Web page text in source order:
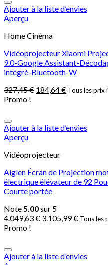
Ajouter à la liste d’envies
Aperçu
Home Cinéma
Vidéoprojecteur Xiaomi
9.0-Google Assistant-
intégré-Bluetooth-W
327,45€ 184,64€ Tous les prix
Promo !
Ajouter à la liste d’envies
Aperçu
Vidéoprojecteur
Aiglen Écran de Projection
électrique élévateur de 92
Courte portée
Note5.00sur 5
4.049,63€ 3.105,99€ Tous les
Promo !
Ajouter à la liste d’envies